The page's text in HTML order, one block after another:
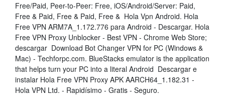
Free/Paid, Peer-to-Peer: Free, iOS/Android/Server: Paid,
Free & Paid, Free & Paid, Free & Hola Vpn Android. Hola
Free VPN ARM7A_1.172.776 para Android - Descargar. Hola
Free VPN Proxy Unblocker - Best VPN - Chrome Web Store;
descargar Download Bot Changer VPN for PC (Windows &
Mac) - Techforpc.com. BlueStacks emulator is the application
that helps turn your PC into a literal Android Descargar e
instalar Hola Free VPN Proxy APK AARCH64_1.182.31 -
Hola VPN Ltd. - Rapidísimo - Gratis - Seguro.